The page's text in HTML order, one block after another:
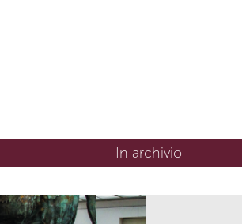
In archivio